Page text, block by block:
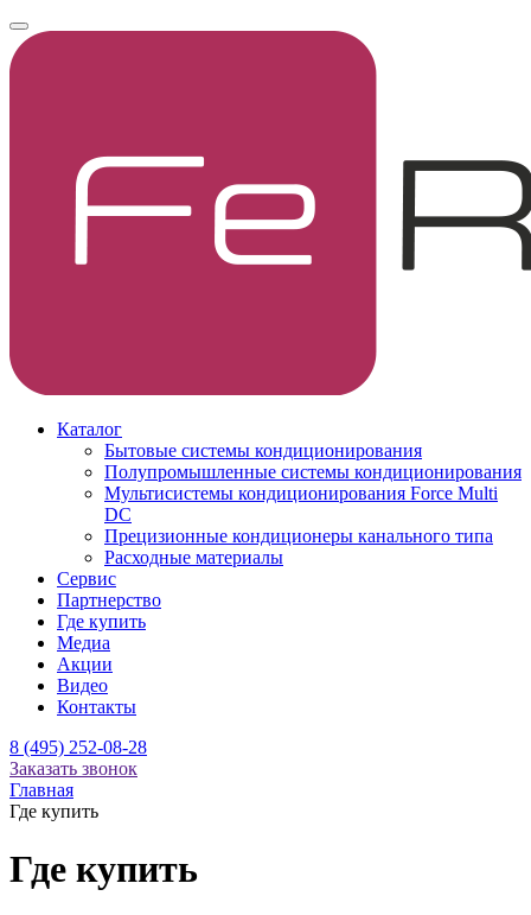
Каталог
Бытовые системы кондиционирования
Полупромышленные системы кондиционирования
Мультисистемы кондиционирования Force Multi
DC
Прецизионные кондиционеры канального типа
Расходные материалы
Сервис
Партнерство
Где купить
Медиа
Акции
Видео
Контакты
8 (495) 252-08-28
Заказать звонок
Главная
Где купить
Где купить